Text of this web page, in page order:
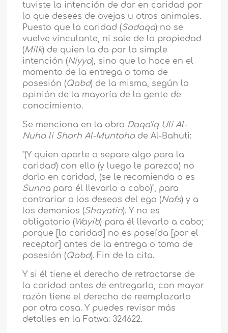
tuviste la intención de dar en caridad por
lo que desees de ovejas u otros animales.
Puesto que la caridad (Sadaqa) no se
vuelve vinculante, ni sale de la propiedad
(Milk) de quien la da por la simple
intención (Niyya), sino que lo hace en el
momento de la entrega o toma de
posesión (Qabd) de la misma, según la
opinión de la mayoría de la gente de
conocimiento.
Se menciona en la obra Daqa'iq Uli Al-
Nuha li Sharh Al-Muntaha de Al-Bahuti:
"(Y quien aparte o separe algo para la
caridad) con ello (y luego le parezca) no
darlo en caridad, (se le recomienda o es
Sunna para él llevarlo a cabo)", para
contrariar a los deseos del ego (Nafs) y a
los demonios (Shayatin). Y no es
obligatorio (Wayib) para él llevarlo a cabo;
porque [la caridad] no es poseída [por el
receptor] antes de la entrega o toma de
posesión (Qabd). Fin de la cita.
Y si él tiene el derecho de retractarse de
la caridad antes de entregarla, con mayor
razón tiene el derecho de reemplazarla
por otra cosa. Y puedes revisar más
detalles en la Fatwa: 324622.